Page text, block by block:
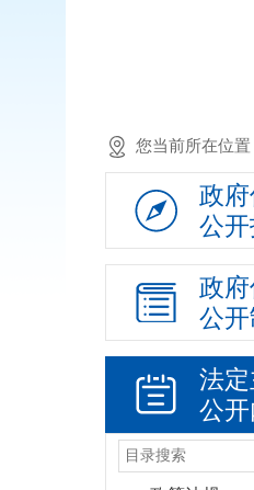
您当前所在位置
政
公
政
公
法
公